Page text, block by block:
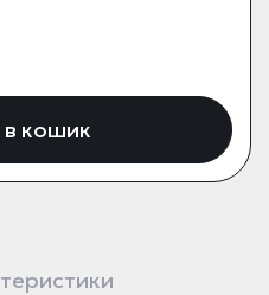
кошик